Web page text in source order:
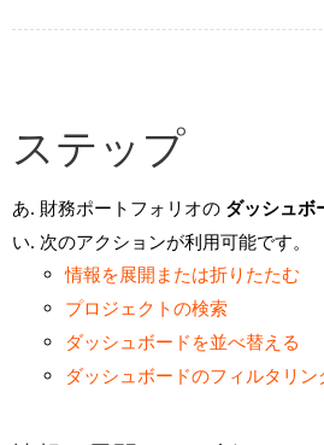
ステップ
財務ポートフォリオの ダッシュボ
次のアクションが利用可能です。
情報を展開または折りたたむ
プロジェクトの検索
ダッシュボードを並べ替える
ダッシュボードのフィルタリン